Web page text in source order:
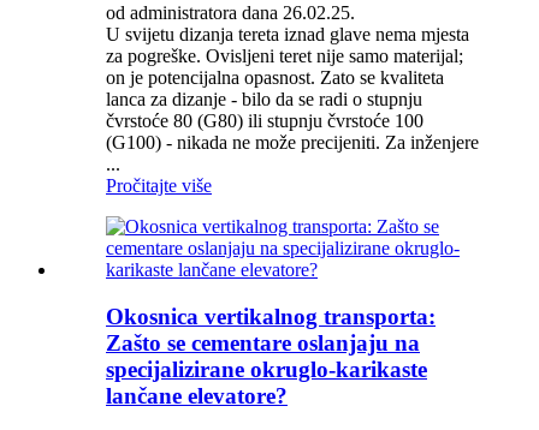
od administratora dana 26.02.25.
U svijetu dizanja tereta iznad glave nema mjesta
za pogreške. Ovisljeni teret nije samo materijal;
on je potencijalna opasnost. Zato se kvaliteta
lanca za dizanje - bilo da se radi o stupnju
čvrstoće 80 (G80) ili stupnju čvrstoće 100
(G100) - nikada ne može precijeniti. Za inženjere
...
Pročitajte više
Okosnica vertikalnog transporta:
Zašto se cementare oslanjaju na
specijalizirane okruglo-karikaste
lančane elevatore?